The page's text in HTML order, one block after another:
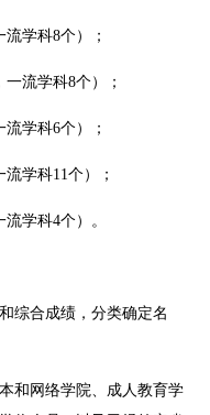
学科8个）；
流学科8个）；
学科6个）；
学科11个）；
学科4个）。
综合成绩，分类确定名
和网络学院、成人教育学